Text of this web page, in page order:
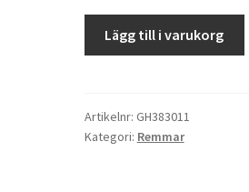
Grasshopper
mängd
Lägg till i varukorg
Artikelnr: GH383011
Kategori: Remmar